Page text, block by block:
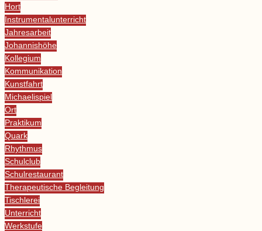
Hort
Instrumentalunterricht
Jahresarbeit
Johannishöhe
Kollegium
Kommunikation
Kunstfahrt
Michaelispiel
Ort
Praktikum
Quark
Rhythmus
Schulclub
Schulrestaurant
Therapeutische Begleitung
Tischlerei
Unterricht
Werkstufe